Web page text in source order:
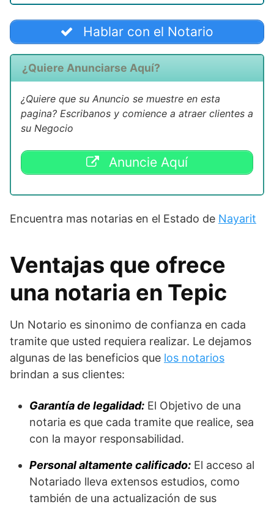
Hablar con el Notario
¿Quiere Anunciarse Aquí?
¿Quiere que su Anuncio se muestre en esta
pagina? Escribanos y comience a atraer clientes a
su Negocio
Anuncie Aquí
Encuentra mas notarias en el Estado de Nayarit
Ventajas que ofrece
una notaria en Tepic
Un Notario es sinonimo de confianza en cada
tramite que usted requiera realizar. Le dejamos
algunas de las beneficios que los notarios
brindan a sus clientes:
Garantía de legalidad: El Objetivo de una
notaria es que cada tramite que realice, sea
con la mayor responsabilidad.
Personal altamente calificado: El acceso al
Notariado lleva extensos estudios, como
también de una actualización de sus